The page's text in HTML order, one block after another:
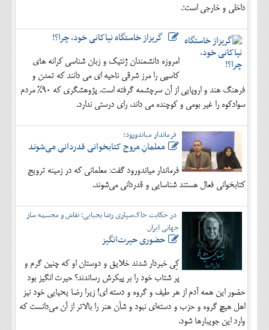
داخلی و خارجی است؛.
گریزاز خاستگاه نیاکانی خود، چرا؟!
امروزه دانشمندان ژنتیک و زبان شناسی کرانه های
کاسپی را مرز شرقی ناحیه ای می دانند که تمدن و
فرهنگ هند و اروپایی از آن سرچشمه گرفته است. پژوهشگری که 90% مردم
سوادکوه را غیر بومی و کوچنده می داند، رای درستی ندارد.
فرماندار میاندورود:
معلمانِ مروج کتابخوانی قدردانی می‌شوند
فرماندار میاندورود گفت: معلمانی که در زمینه ترویج
کتابخوانی فعال هستند شناسایی و قدردانی می‌شوند.
در حکایت خاک‌سپاری رضا یحیایی؛ نقاش و مجسمه ساز
جهانی ایران
حضوری حیرت‌انگیز
کِی خبردار شدند خلایق و دوستان او که چنین گرم و
پر شتاب خود را بر پیکرش رساندند؟ حیرت انگیز بود
حضور این همه آدم از هر طیف و گروه و دسته ای! زیرا رضا یحیایی خود نیز
اهل هیچ گروه و حزب و دسته‌ای نبود و شأن هنر را بالاتر از آن می‌دانست که
وارد این جویبارها شود.